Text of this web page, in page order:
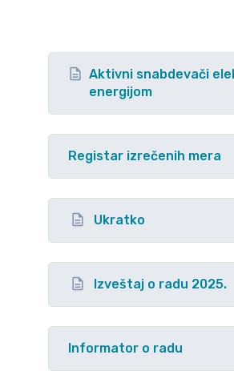
Aktivni snabdevači
energijom
Registar izrečenih mera
Ukratko
Izveštaj o radu 2025.
Informator o radu